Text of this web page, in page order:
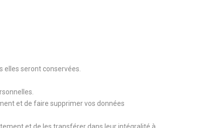
elles seront conservées.
et de faire supprimer vos données